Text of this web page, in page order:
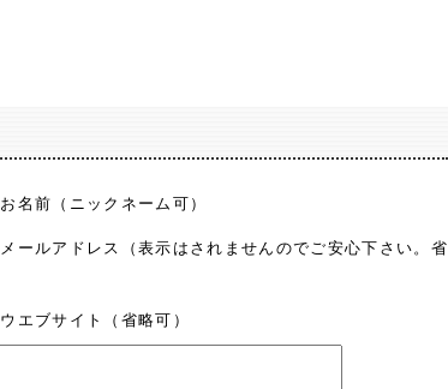
お名前（ニックネーム可）
メールアドレス（表示はされませんのでご安心下さい。省
ウエブサイト（省略可）